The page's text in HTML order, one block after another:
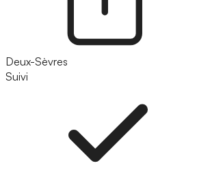
Deux-Sèvres
Suivi